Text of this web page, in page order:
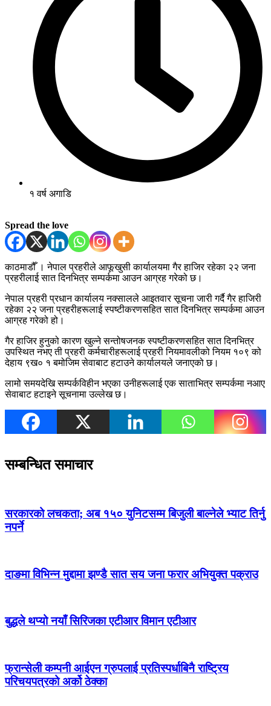
१ वर्ष अगाडि
Spread the love
काठमाडौँ । नेपाल प्रहरीले आफूखुसी कार्यालयमा गैर हाजिर रहेका २२ जना
प्रहरीलाई सात दिनभित्र सम्पर्कमा आउन आग्रह गरेको छ।
नेपाल प्रहरी प्रधान कार्यालय नक्सालले आइतवार सूचना जारी गर्दै गैर हाजिरी
रहेका २२ जना प्रहरीहरूलाई स्पष्टीकरणसहित सात दिनभित्र सम्पर्कमा आउन
आग्रह गरेको हो।
गैर हाजिर हुनुको कारण खुल्ने सन्तोषजनक स्पष्टीकरणसहित सात दिनभित्र
उपस्थित नभए ती प्रहरी कर्मचारीहरूलाई प्रहरी नियमावलीको नियम १०९ को
देहाय ९ख० १ बमोजिम सेवाबाट हटाउने कार्यालयले जनाएको छ।
लामो समयदेखि सम्पर्कविहीन भएका उनीहरूलाई एक साताभित्र सम्पर्कमा नआए
सेवाबाट हटाइने सूचनामा उल्लेख छ।
सम्बन्धित समाचार
सरकारको लचकता; अब १५० युनिटसम्म बिजुली बाल्नेले भ्याट तिर्नु
नपर्ने
दाङमा विभिन्न मुद्दामा झण्डै सात सय जना फरार अभियुक्त पक्राउ
बुद्धले थप्यो नयाँ सिरिजका एटीआर विमान एटीआर
फ्रान्सेली कम्पनी आईएन ग्रुपलाई प्रतिस्पर्धाबिनै राष्ट्रिय
परिचयपत्रको अर्को ठेक्का